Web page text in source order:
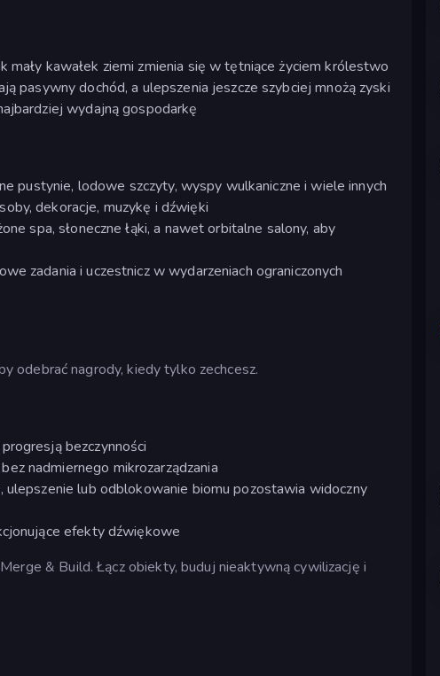
kawałek ziemi zmienia się w tętniące życiem królestwo
pasywny dochód, a ulepszenia jeszcze szybciej mnożą zyski
wydajną gospodarkę
pustynie, lodowe szczyty, wyspy wulkaniczne i wiele innych
dekoracje, muzykę i dźwięki
spa, słoneczne łąki, a nawet orbitalne salony, aby
zadania i uczestnicz w wydarzeniach ograniczonych
odebrać nagrody, kiedy tylko zechcesz.
bezczynności
nadmiernego mikrozarządzania
ulepszenie lub odblokowanie biomu pozostawia widoczny
efekty dźwiękowe
& Build. Łącz obiekty, buduj nieaktywną cywilizację i